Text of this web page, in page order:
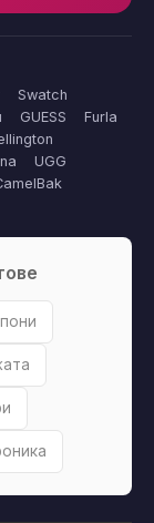
Swatch
GUESS
Furla
UGG